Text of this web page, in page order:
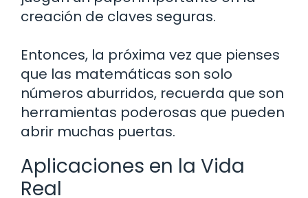
creación de claves seguras.
Entonces, la próxima vez que pienses
que las matemáticas son solo
números aburridos, recuerda que son
herramientas poderosas que pueden
abrir muchas puertas.
Aplicaciones en la Vida
Real